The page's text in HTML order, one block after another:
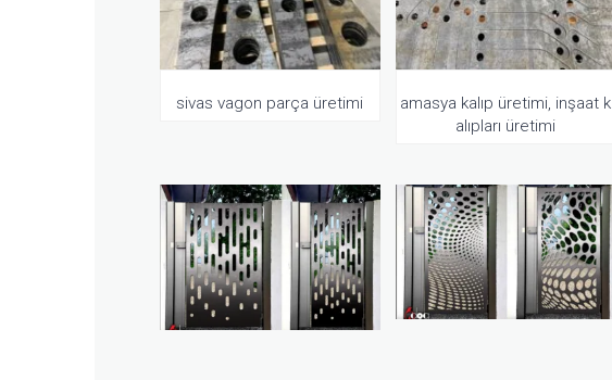
sivas vagon parça üretimi
amasya kalıp üretimi, inşaat k
alıpları üretimi